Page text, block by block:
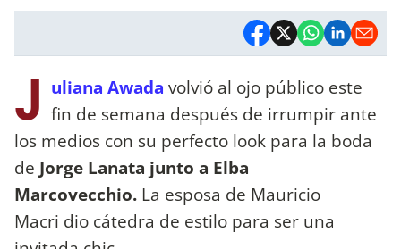
J uliana Awada volvió al ojo público este
fin de semana después de irrumpir ante
los medios con su perfecto look para la boda
de Jorge Lanata junto a Elba
Marcovecchio. La esposa de Mauricio
Macri dio cátedra de estilo para ser una